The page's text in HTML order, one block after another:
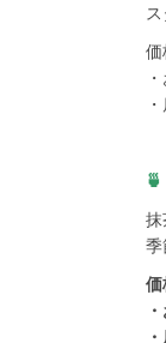
価
抹
季
価